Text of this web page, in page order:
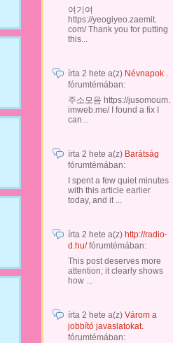
여기여
https://yeogiyeo.zaemit.
com/ Thank you for putting
this...
írta 2 hete a(z) Névnapok .
fórumtémában:
주소모음 https://jusomoum.
imweb.me/ I found a fix I
can...
írta 2 hete a(z) Barátság
fórumtémában:
I spent a few quiet minutes
with this article earlier
today, and it ...
írta 2 hete a(z) http://radio-
d.hu/fórumtémában:
This post deserves more
attention; it clearly shows
how ...
írta 2 hete a(z) Várom a
jobbító javaslatokat.
fórumtémában: